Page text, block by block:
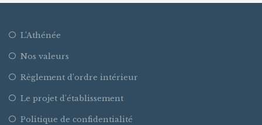
L’Athénée
Nos valeurs
Règlement d’ordre intérieur
Le projet d’établissement
Politique de confidentialité